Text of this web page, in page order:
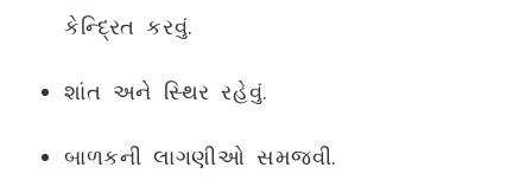
કેન્દ્રિત કરવું.
શાંત અને સ્થિર રહેવું.
બાળકની લાગણીઓ સમજવી.